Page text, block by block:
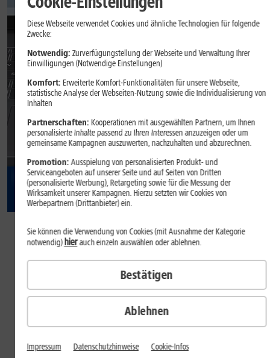
GRATIS
32,
99
dauerhaft
1&1 Daten-Flat M
Farbe
Diese Webseite verwendet Cookies und ähnliche Technologien für folgende
Zwecke:
Notwendig: Zurverfügungstellung der Webseite und Verwaltung Ihrer
Einwilligungen (Notwendige Einstellungen)
Komfort: Erweiterte Komfort-Funktionalitäten für unsere Webseite,
statistische Analyse der Webseiten-Nutzung sowie die Individualisierung von
Inhalten
Partnerschaften: Kooperationen mit ausgewählten Partnern, um Ihnen
personalisierte Inhalte passend zu Ihren Interessen anzuzeigen oder um
gemeinsame Kampagnen auszuwerten, nachzuhalten und abzurechnen.
Promotion:Ausspielung von personalisierten Produkt- und
Serviceangeboten auf unserer Seite und auf Seiten von Dritten
(personalisierte Werbung), Retargeting sowie für die Messung der
Wirksamkeit unserer Kampagnen. Hierzu setzten wir Cookies von
Werbepartnern (Drittanbieter) ein.
Ablehnen
Sie können die Verwendung von Cookies (mit Ausnahme der Kategorie
notwendig)hierauch einzeln auswählen oder ablehnen.
Bestätigen
Impressum Datenschutzhinweise Cookie-Infos